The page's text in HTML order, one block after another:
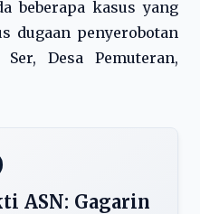
beberapa kasus yang
dugaan penyerobotan
Desa Pemuteran,
ASN: Gagarin